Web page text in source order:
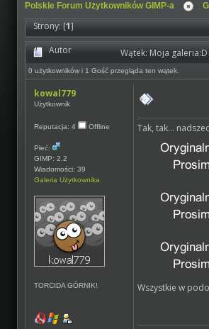
Polskie Forum Użytkowników GIMP-a
Strony: [1]
Autor
Wątek: Moja
0 użytkowników i 1 Gość przegląda ten wątek.
kowal779
Użytkownik
Reputacja: 4 Offline
Płeć:
GIMP: 2.2
Wiadomości: 39
Galeria Użytkownika
TORCIDA GÓRNIK!
Tak, tak...
Wszystkie w